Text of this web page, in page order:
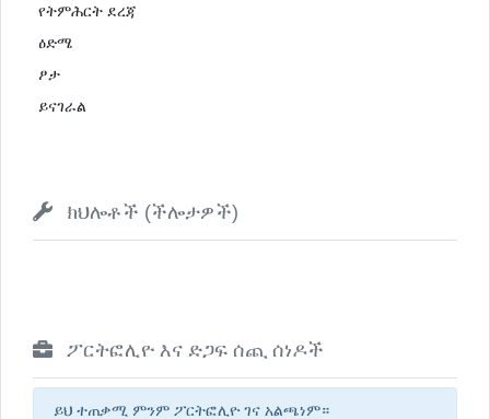
የትምሕርት ደረጃ
ዕድሜ
ፆታ
ይናገራል
ክህሎቶች (ችሎታዎች)
ፖርትፎሊዮ እና ድጋፍ ሰጪ ሰነዶች
ይህ ተጠቃሚ ምንም ፖርትፎሊዮ ገና አልጫነም።